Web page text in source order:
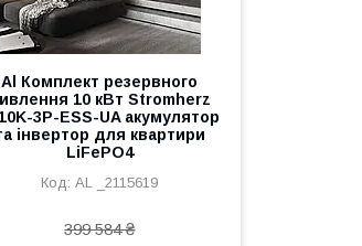
Al Комплект резервного
10 кВт Stromherz
3Р-ESS-UA акумулятор
інвертор для квартири
LiFePO4
AL _2115619
399 584 ₴